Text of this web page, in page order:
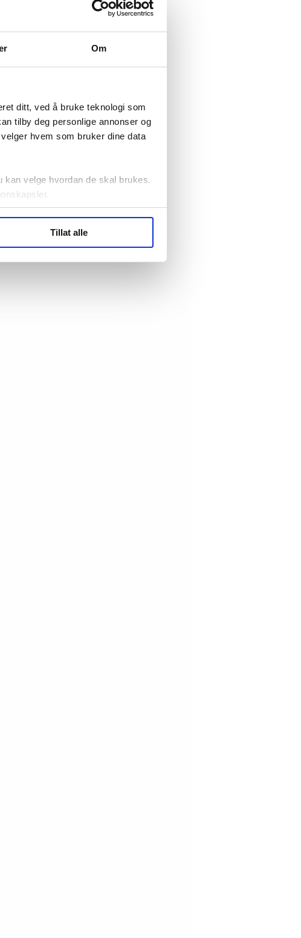
Om
ditt, ved å bruke teknologi som
tilby deg personlige annonser og
hvem som bruker dine data
kan velge hvordan de skal brukes.
utarbeide statistikk.
Tillat alle